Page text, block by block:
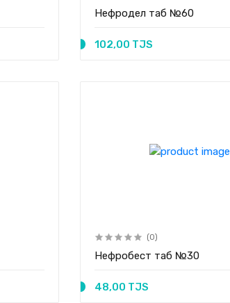
Нефродел таб №60
102,00 TJS
(0)
Нефробест таб №30
48,00 TJS